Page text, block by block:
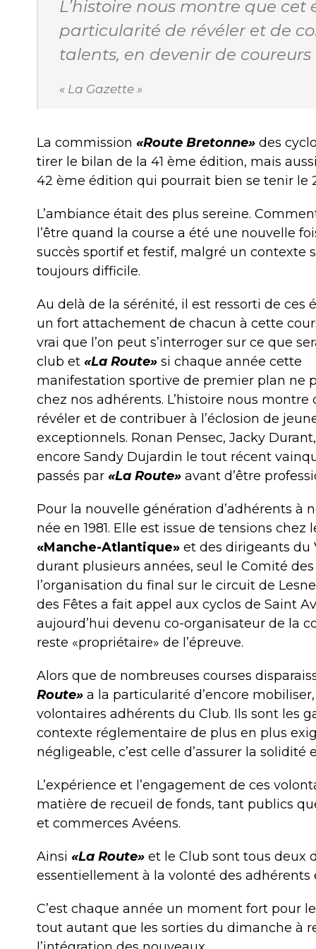
L’histoire nous montre que
particularité de révéler et de
talents, en devenir de
« La Gazette »
La commission «Route Bretonne» des
tirer le bilan de la 41 ème édition, mais
42 ème édition qui pourrait bien se tenir le
L’ambiance était des plus sereine.
l’être quand la course a été une nouvelle
succès sportif et festif, malgré un contexte
toujours difficile.
Au delà de la sérénité, il est ressorti de ces
un fort attachement de chacun à cette
vrai que l’on peut s’interroger sur ce que
club et «La Route» si chaque année cette
manifestation sportive de premier plan ne
chez nos adhérents. L’histoire nous
révéler et de contribuer à l’éclosion de
exceptionnels. Ronan Pensec, Jacky
encore Sandy Dujardin le tout récent
passés par «La Route» avant d’être
Pour la nouvelle génération d’adhérents à
née en 1981. Elle est issue de tensions
«Manche-Atlantique» et des dirigeants du
durant plusieurs années, seul le Comité
l’organisation du final sur le circuit de
des Fêtes a fait appel aux cyclos de Saint
aujourd’hui devenu co-organisateur de la
reste «propriétaire» de l’épreuve.
Alors que de nombreuses courses
Route» a la particularité d’encore
volontaires adhérents du Club. Ils sont les
contexte réglementaire de plus en plus
négligeable, c’est celle d’assurer la
L’expérience et l’engagement de ces
matière de recueil de fonds, tant publics
et commerces Avéens.
Ainsi «La Route» et le Club sont tous deux
essentiellement à la volonté des adhérents
C’est chaque année un moment fort pour
tout autant que les sorties du dimanche à